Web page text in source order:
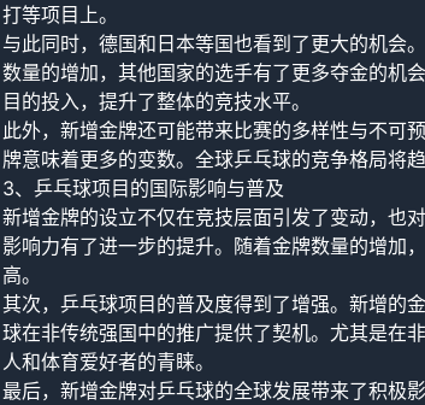
打等项目上。
与此同时，德国和日本等国也看到了更大的机会
数量的增加，其他国家的选手有了更多夺金的机
目的投入，提升了整体的竞技水平。
此外，新增金牌还可能带来比赛的多样性与不可
牌意味着更多的变数。全球乒乓球的竞争格局将
3、乒乓球项目的国际影响与普及
新增金牌的设立不仅在竞技层面引发了变动，也
影响力有了进一步的提升。随着金牌数量的增加
高。
其次，乒乓球项目的普及度得到了增强。新增的
球在非传统强国中的推广提供了契机。尤其是在
人和体育爱好者的青睐。
最后，新增金牌对乒乓球的全球发展带来了积极